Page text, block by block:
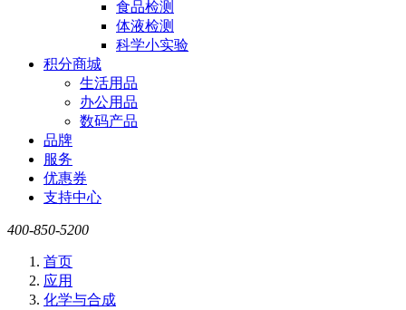
食品检测
体液检测
科学小实验
积分商城
生活用品
办公用品
数码产品
品牌
服务
优惠券
支持中心
400-850-5200
首页
应用
化学与合成